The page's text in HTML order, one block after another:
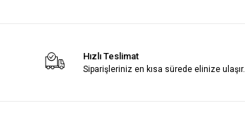
Hızlı Teslimat
Siparişleriniz en kısa sürede elinize ulaşır.